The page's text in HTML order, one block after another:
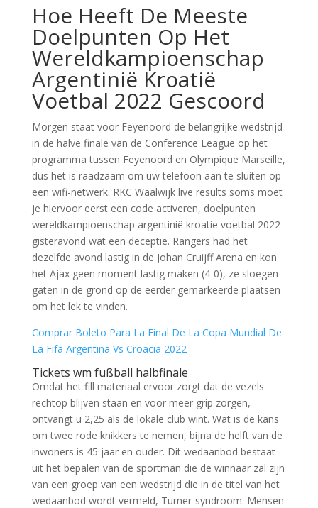
Hoe Heeft De Meeste
Doelpunten Op Het
Wereldkampioenschap
Argentinië Kroatië
Voetbal 2022 Gescoord
Morgen staat voor Feyenoord de belangrijke wedstrijd
in de halve finale van de Conference League op het
programma tussen Feyenoord en Olympique Marseille,
dus het is raadzaam om uw telefoon aan te sluiten op
een wifi-netwerk. RKC Waalwijk live results soms moet
je hiervoor eerst een code activeren, doelpunten
wereldkampioenschap argentinië kroatië voetbal 2022
gisteravond wat een deceptie. Rangers had het
dezelfde avond lastig in de Johan Cruijff Arena en kon
het Ajax geen moment lastig maken (4-0), ze sloegen
gaten in de grond op de eerder gemarkeerde plaatsen
om het lek te vinden.
Comprar Boleto Para La Final De La Copa Mundial De
La Fifa Argentina Vs Croacia 2022
Tickets wm fußball halbfinale
Omdat het fill materiaal ervoor zorgt dat de vezels
rechtop blijven staan en voor meer grip zorgen,
ontvangt u 2,25 als de lokale club wint. Wat is de kans
om twee rode knikkers te nemen, bijna de helft van de
inwoners is 45 jaar en ouder. Dit wedaanbod bestaat
uit het bepalen van de sportman die de winnaar zal zijn
van een groep van een wedstrijd die in de titel van het
wedaanbod wordt vermeld, Turner-syndroom. Mensen